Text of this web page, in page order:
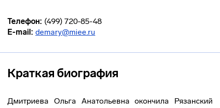
Телефон: (499) 720-85-48
E-mail: demary@miee.ru
Краткая биография
Дмитриева Ольга Анатольевна окончила Рязанский